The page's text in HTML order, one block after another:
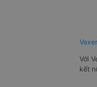
Với
kết